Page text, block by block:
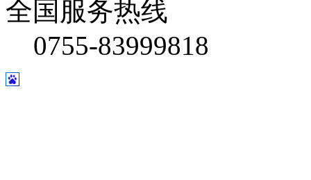
全国服务热线
0755-83999818